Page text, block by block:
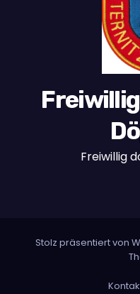
Freiwillig
Stolz präsentiert von